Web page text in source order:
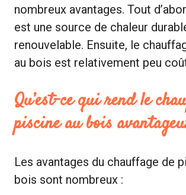
nombreux avantages. Tout
est une source de chaleur
renouvelable. Ensuite, le
au bois est relativement peu
Qu’est-ce qui rend le
piscine au bois
Les avantages du chauffage de
bois sont nombreux :